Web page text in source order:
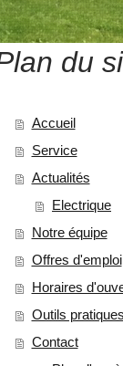
du
Accueil
Service
Actualités
Electrique
Notre équipe
Offres d'emploi
Horaires
Outils pratiques
Contact